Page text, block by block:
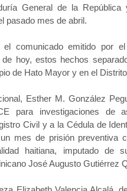
General de la
pasado mes de abril.
comunicado emitido por el
hoy, estos hechos
de Hato Mayor y en el
Esther M. González
para investigaciones de
Civil y a la Cédula de
mes de prisión preventiva
haitiana, imputado de
José Augusto Gutiérrez